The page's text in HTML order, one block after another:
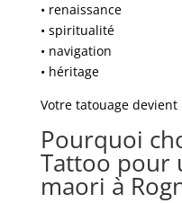
• renaissance
• spiritualité
• navigation
• héritage
Votre tatouage
Pourquoi
Tattoo pour
maori à